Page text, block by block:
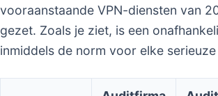
vooraanstaande VPN-diensten van
gezet. Zoals je ziet, is een
inmiddels de norm voor elke